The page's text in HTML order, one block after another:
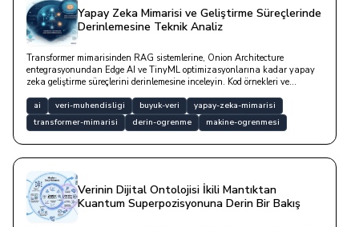
Yapay Zeka Mimarisi ve Geliştirme Süreçlerinde
Derinlemesine Teknik Analiz
Transformer mimarisinden RAG sistemlerine, Onion Architecture
entegrasyonundan Edge AI ve TinyML optimizasyonlarına kadar yapay
zeka geliştirme süreçlerini derinlemesine inceleyin. Kod örnekleri ve
ai veri-muhendisligi buyuk-veri
yapay-zeka-mimarisi
transformer-mimarisi
derin-ogrenme makine-ogrenmesi
Verinin Dijital Ontolojisi İkili Mantıktan
Kuantum Superpozisyonuna Derin Bir Bakış